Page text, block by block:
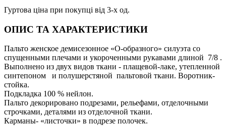
Гуртова ціна при покупці від 3-х од.
ОПИС ТА ХАРАКТЕРИСТИКИ
Пальто женское демисезонное «О-образного» силуэта со
спущенными плечами и укороченными рукавами длиной 7/8 .
Выполнено из двух видов ткани - плащевой-лаке, утепленной
синтепоном и полушерстяной пальтовой ткани. Воротник-
стойка.
Подкладка 100 % нейлон.
Пальто декорировано подрезами, рельефами, отделочными
строчками, деталями из отделочной ткани.
Карманы- «листочки» в подрезе полочек.